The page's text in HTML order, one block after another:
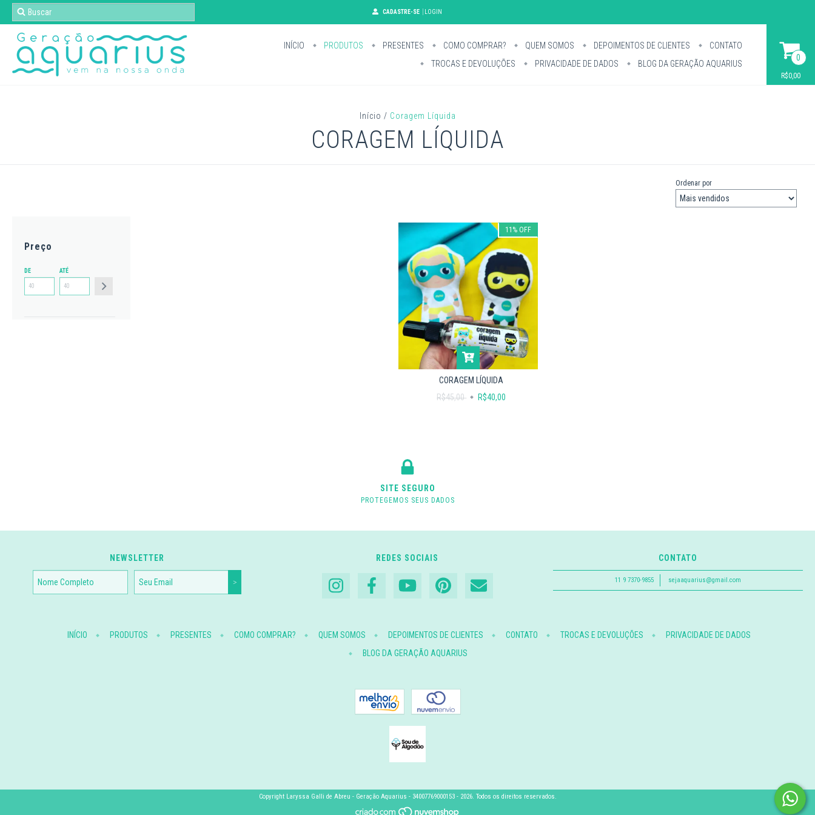
CADASTRE-SE LOGIN
INÍCIO PRODUTOS PRESENTES COMO COMPRAR? QUEM SOMOS DEPOIMENTOS DE CLIENTES
CONTATO
TROCAS E DEVOLUÇÕES
PRIVACIDADE DE DADOS BLOG DA GERAÇÃO AQUARIUS
0
R$0,00
Início / Coragem Líquida
CORAGEM LÍQUIDA
Ordenar por
Preço
DE ATÉ
11 % OFF
CORAGEM LÍQUIDA
R$45,00
R$40,00
SITE SEGURO
PROTEGEMOS SEUS DADOS
NEWSLETTER REDES SOCIAIS CONTATO
11 9 7370-9855 sejaaquarius@gmail.com
INÍCIO PRODUTOS PRESENTES COMO COMPRAR? QUEM SOMOS DEPOIMENTOS DE CLIENTES CONTATO TROCAS E DEVOLUÇÕES
PRIVACIDADE DE DADOS
BLOG DA GERAÇÃO AQUARIUS
Copyright Laryssa Galli de Abreu - Geração Aquarius - 34007769000153 - 2026. Todos os direitos reservados.